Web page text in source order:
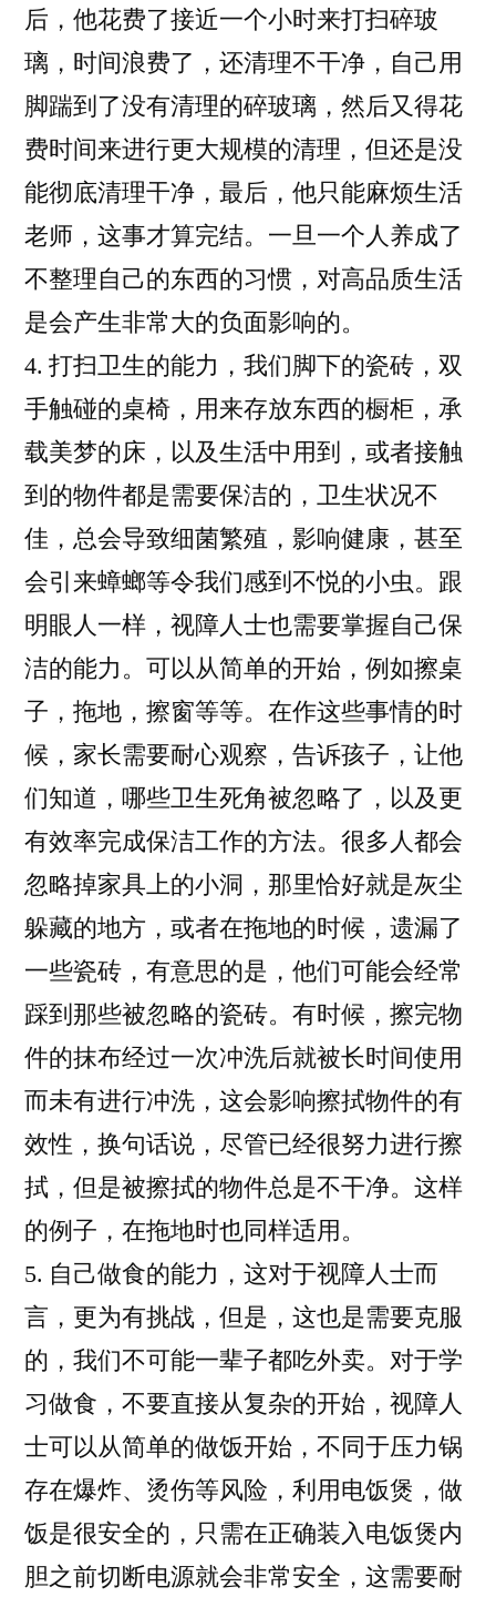
后，他花费了接近一个小时来打扫碎玻
璃，时间浪费了，还清理不干净，自己用
脚踹到了没有清理的碎玻璃，然后又得花
费时间来进行更大规模的清理，但还是没
能彻底清理干净，最后，他只能麻烦生活
老师，这事才算完结。一旦一个人养成了
不整理自己的东西的习惯，对高品质生活
是会产生非常大的负面影响的。
4. 打扫卫生的能力，我们脚下的瓷砖，双
手触碰的桌椅，用来存放东西的橱柜，承
载美梦的床，以及生活中用到，或者接触
到的物件都是需要保洁的，卫生状况不
佳，总会导致细菌繁殖，影响健康，甚至
会引来蟑螂等令我们感到不悦的小虫。跟
明眼人一样，视障人士也需要掌握自己保
洁的能力。可以从简单的开始，例如擦桌
子，拖地，擦窗等等。在作这些事情的时
候，家长需要耐心观察，告诉孩子，让他
们知道，哪些卫生死角被忽略了，以及更
有效率完成保洁工作的方法。很多人都会
忽略掉家具上的小洞，那里恰好就是灰尘
躲藏的地方，或者在拖地的时候，遗漏了
一些瓷砖，有意思的是，他们可能会经常
踩到那些被忽略的瓷砖。有时候，擦完物
件的抹布经过一次冲洗后就被长时间使用
而未有进行冲洗，这会影响擦拭物件的有
效性，换句话说，尽管已经很努力进行擦
拭，但是被擦拭的物件总是不干净。这样
的例子，在拖地时也同样适用。
5. 自己做食的能力，这对于视障人士而
言，更为有挑战，但是，这也是需要克服
的，我们不可能一辈子都吃外卖。对于学
习做食，不要直接从复杂的开始，视障人
士可以从简单的做饭开始，不同于压力锅
存在爆炸、烫伤等风险，利用电饭煲，做
饭是很安全的，只需在正确装入电饭煲内
胆之前切断电源就会非常安全，这需要耐